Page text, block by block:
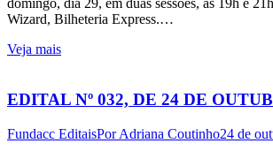
domingo, dia 29, em duas sessões, às 19h e
Wizard, Bilheteria Express.…
Veja mais
EDITAL Nº 032, DE 24 DE
Fundacc EditaisPorAdriana Coutinho24 de